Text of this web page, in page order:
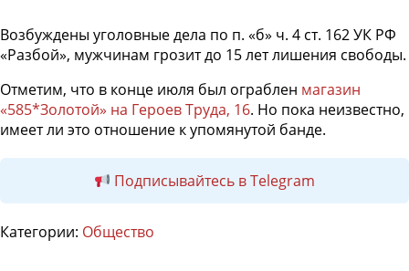
Возбуждены уголовные дела по п. «б» ч. 4 ст. 162 УК РФ
«Разбой», мужчинам грозит до 15 лет лишения свободы.
Отметим, что в конце июля был ограблен магазин
«585*Золотой» на Героев Труда, 16. Но пока неизвестно,
имеет ли это отношение к упомянутой банде.
Подписывайтесь в Telegram
Категории: Общество